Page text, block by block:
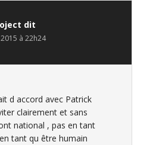
dit
à 22h24
d accord avec Patrick
clairement et sans
national , pas en tant
tant qu être humain